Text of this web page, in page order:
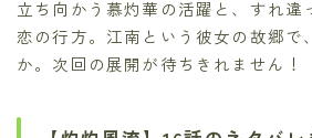
立ち向かう慕灼華の活躍と、すれ違
恋の行方。江南という彼女の故郷で
か。次回の展開が待ちきれません！